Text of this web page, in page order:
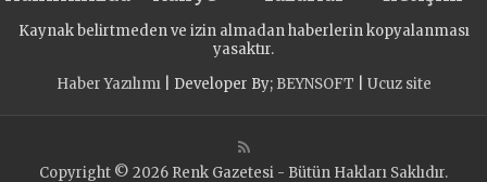
AÇILDI
Kaynak belirtmeden ve izin almadan haberlerin kopyalanması
yasaktır.
Haber Yazılımı| Developer By; BEYNSOFT Ucuz site
Copyright © 2026 Renk Gazetesi - Bütün Hakları Saklıdır.